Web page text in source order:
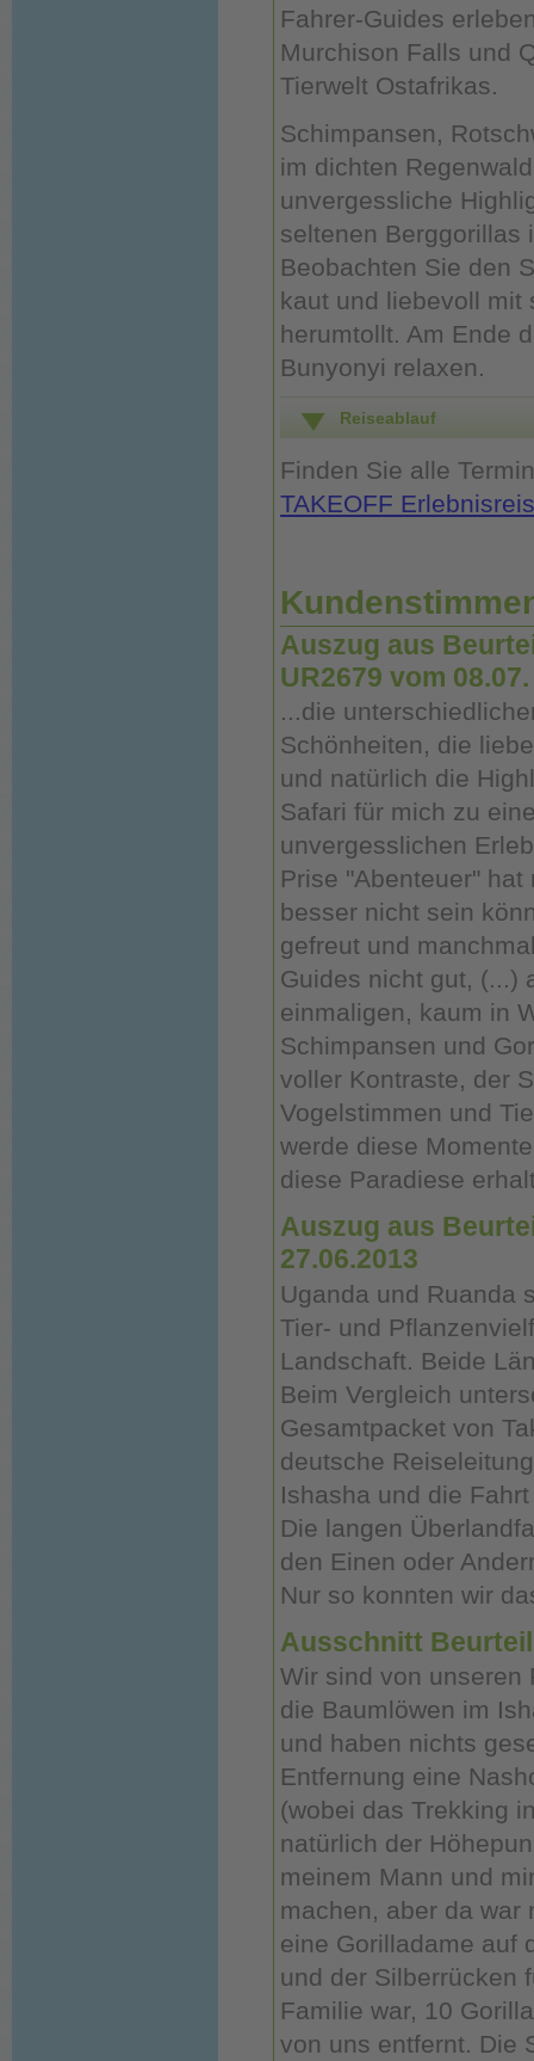
Fahrer-Guides
Murchison Falls und
Tierwelt Ostafrikas.
Schimpansen,
im dichten
unvergessliche
seltenen Berggorillas
Beobachten Sie den
kaut und liebevoll mit
herumtollt. Am Ende
Bunyonyi relaxen.
Reiseablauf
Finden Sie alle
TAKEOFF
Auszug aus
UR2679 vom
...die
Schönheiten, die
und natürlich die
Safari für mich zu
unvergesslichen
Prise "Abenteuer"
besser nicht sein
gefreut und
Guides nicht gut, (...)
einmaligen, kaum in
Schimpansen und
voller Kontraste, der
Vogelstimmen und
werde diese
diese Paradiese
Auszug aus
27.06.2013
Uganda und Ruanda
Tier- und
Landschaft. Beide
Beim Vergleich
Gesamtpacket von
deutsche
Ishasha und die
Die langen
den Einen oder
Nur so konnten wir
Ausschnitt
Wir sind von unseren
die Baumlöwen im
und haben nichts
Entfernung eine
(wobei das Trekking
natürlich der
meinem Mann und
machen, aber da war
eine Gorilladame auf
und der Silberrücken
Familie war, 10
von uns entfernt. Die